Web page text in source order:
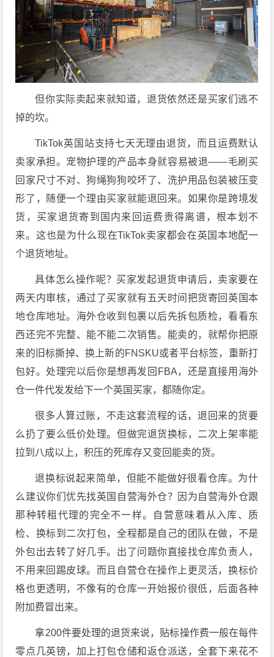
但你实际卖起来就知道，退货依然还是买家们逃不
掉的坎。
TikTok英国站支持七天无理由退货，而且运费默认
卖家承担。宠物护理的产品本身就容易被退——毛刷买
回家尺寸不对、狗绳狗狗咬坏了、洗护用品包装被压变
形了，随便一个理由买家就能退回来。如果你是跨境发
货，买家退货寄到国内来回运费贵得离谱，根本划不
来。这也是为什么现在TikTok卖家都会在英国本地配一
个退货地址。
具体怎么操作呢？买家发起退货申请后，卖家要在
两天内审核，通过了买家就有五天时间把货寄回英国本
地仓库地址。海外仓收到包裹以后先拆包质检，看看东
西还完不完整、能不能二次销售。能卖的，就帮你把原
来的旧标撕掉、换上新的FNSKU或者平台标签，重新打
包好。处理完以后你是想再发回FBA，还是直接用海外
仓一件代发发给下一个英国买家，都随你定。
很多人算过账，不走这套流程的话，退回来的货要
么扔了要么低价处理。但做完退货换标，二次上架率能
拉到八成以上，积压的死库存又变回能卖的货。
退换标说起来简单，但能不能做好很看仓库。为什
么建议你们优先找英国自营海外仓？因为自营海外仓跟
那种转租代理的完全不一样。自营意味着从入库、质
检、换标到二次打包，全程都是自己的团队在做，不是
外包出去转了好几手。出了问题你直接找仓库负责人，
不用来回踢皮球。而且自营仓在操作上更灵活，换标价
格也更透明，不像有的仓库一开始报价很低，后面各种
附加费冒出来。
拿200件要处理的退货来说，贴标操作费一般在每件
零点几英镑，加上打包仓储和返仓派送，全套下来花不